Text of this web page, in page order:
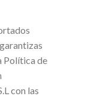
Política de
con las